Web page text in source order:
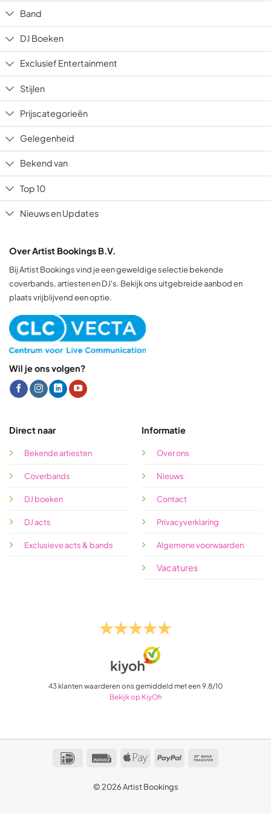
Band
DJ Boeken
Exclusief Entertainment
Stijlen
Prijscategorieën
Gelegenheid
Bekend van
Top 10
Nieuws en Updates
Over Artist Bookings B.V.
Bij Artist Bookings vind je een geweldige selectie bekende
coverbands, artiesten en DJ's. Bekijk ons uitgebreide aanbod en
plaats vrijblijvend een optie.
Wil je ons volgen?
Direct naar
Bekende artiesten
Coverbands
DJ boeken
DJ acts
Exclusieve acts & bands
Informatie
Over ons
Nieuws
Contact
Privacyverklaring
Algemene voorwaarden
Vacatures
43 klanten waarderen ons gemiddeld met een 9.8/10
Bekijk op KiyOh
© 2026 Artist Bookings
IDeal Invoice Apple
PayPal